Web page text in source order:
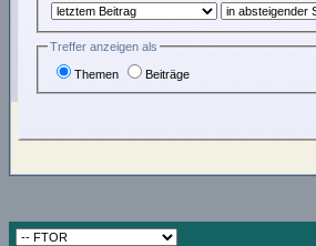
Treffer anzeigen als
Themen Beiträge